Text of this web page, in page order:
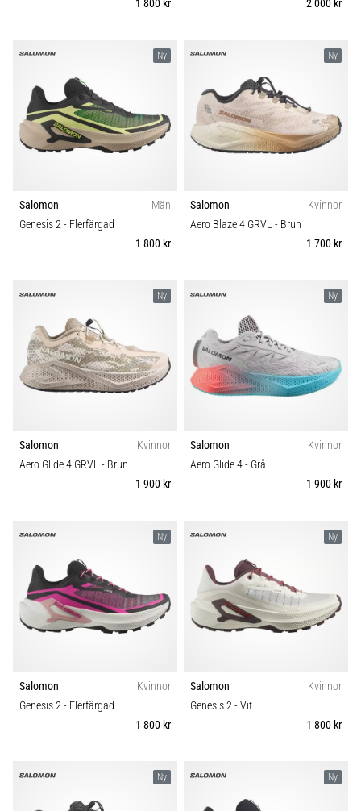
1 800 kr
2 000 kr
Ny
Salomon
Män
Genesis 2- Flerfärgad
1 800 kr
Ny
Salomon
Kvinnor
Aero Blaze 4 GRVL - Brun
1 700 kr
Ny
Salomon
Kvinnor
Aero Glide 4 GRVL - Brun
1 900 kr
Ny
Salomon
Kvinnor
Aero Glide 4- Grå
1 900 kr
Ny
Salomon
Kvinnor
Genesis 2- Flerfärgad
1 800 kr
Ny
Salomon
Kvinnor
Genesis 2- Vit
1 800 kr
Ny Ny